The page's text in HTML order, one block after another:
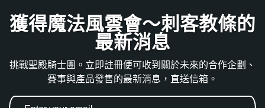
獲得魔法風雲會～刺客教條的
最新消息
挑戰聖殿騎士團。立即註冊便可收到關於未來的合作企劃、
賽事與產品發售的最新消息，直送信箱。